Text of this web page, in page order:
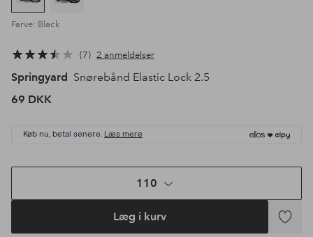
Farve: Black
7 2 anmeldelser
Springyard
Snørebånd Elastic Lock 2.5
69 DKK
Køb nu, betal senere. Læs mere
110
Læg i kurv
Tilføj